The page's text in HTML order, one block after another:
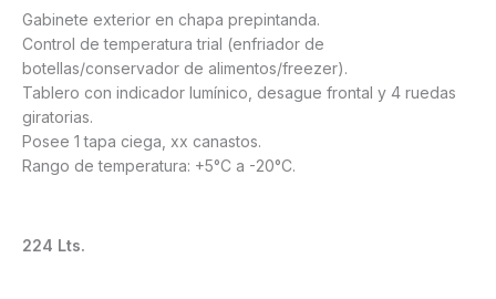
Gabinete exterior en chapa prepintanda.
Control de temperatura trial (enfriador de
botellas/conservador de alimentos/freezer).
Tablero con indicador lumínico, desague frontal y 4 ruedas
giratorias.
Posee 1 tapa ciega, xx canastos.
Rango de temperatura: +5°C a -20°C.
224 Lts.